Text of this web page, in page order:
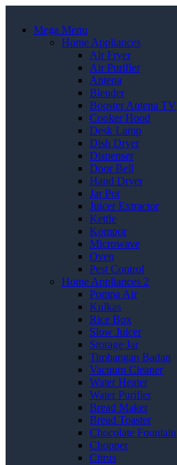
Mega Menu
Home Appliances
Air Fryer
Air Purifier
Antena
Blender
Booster Antena TV
Cooker Hood
Desk Lamp
Dish Dryer
Dispenser
Door Bell
Hand Dryer
Jar Pot
Juicer Extractor
Kettle
Kompor
Microwave
Oven
Pest Control
Home Appliances 2
Pompa Air
Kulkas
Rice Box
Slow Juicer
Storage Jar
Timbangan Badan
Vacuum Cleaner
Water Heater
Water Purifier
Bread Maker
Bread Toaster
Chocolate Fountain
Chopper
Citrus